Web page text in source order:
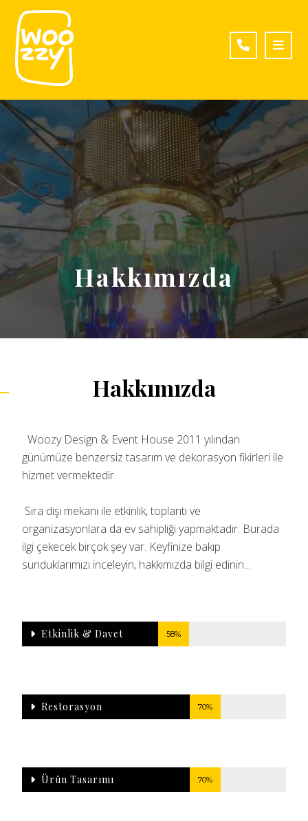
Hakkımızda
Hakkımızda
Woozy Design & Event House 2011 yılından
günümüze benzersiz tasarım ve dekorasyon fikirleri ile
hizmet vermektedir.
Sıra dışı mekanı ile etkinlik, toplantı ve
organizasyonlara da ev sahipliği yapmaktadır. Burada
ilgi çekecek birçok şey var. Keyfinize bakıp
sunduklarımızı inceleyin, hakkımızda bilgi edinin...
58%
Etkinlik & Davet
70%
Restorasyon
70%
Ürün Tasarımı